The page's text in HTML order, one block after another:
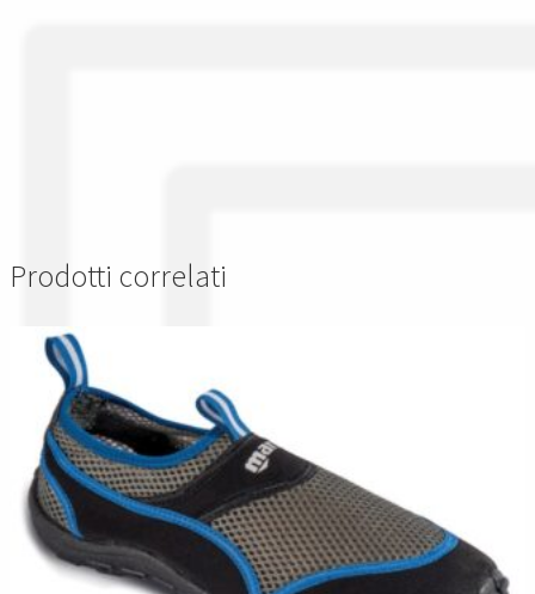
Prodotti correlati